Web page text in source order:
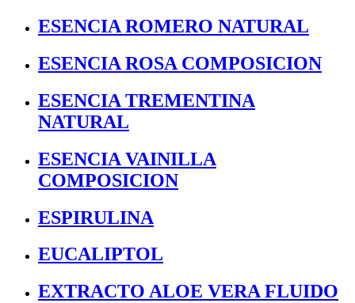
ESENCIA ROMERO NATURAL
ESENCIA ROSA COMPOSICION
ESENCIA TREMENTINA
NATURAL
ESENCIA VAINILLA
COMPOSICION
ESPIRULINA
EUCALIPTOL
EXTRACTO ALOE VERA FLUIDO